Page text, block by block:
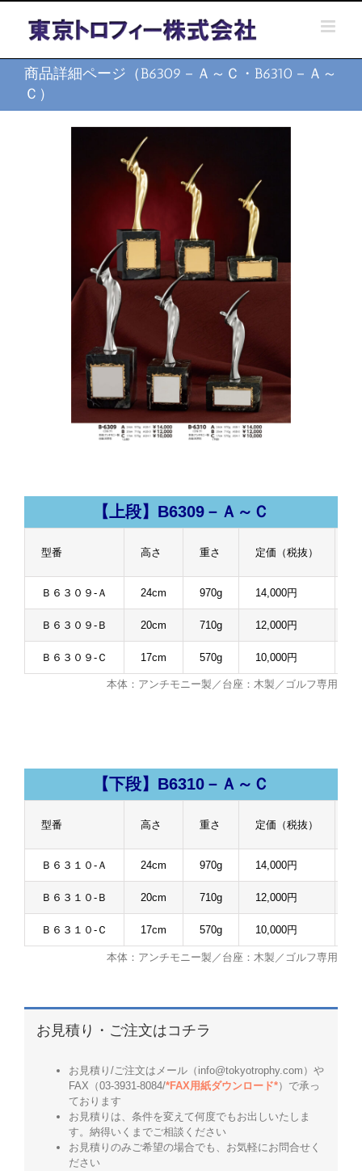
content
商品詳細ページ（B6309－Ａ～Ｃ・B6310－Ａ～
Ｃ）
【上段】B6309－Ａ～Ｃ
型番 高さ 重さ 定価（税抜）
Ｂ６３０９-Ａ 24cm 970g 14,000円
Ｂ６３０９-Ｂ 20cm 710g 12,000円
Ｂ６３０９-Ｃ 17cm 570g 10,000円
本体：アンチモニー製／台座：木製／ゴルフ専用
【下段】B6310－Ａ～Ｃ
型番 高さ 重さ 定価（税抜）
Ｂ６３１０-Ａ 24cm 970g 14,000円
Ｂ６３１０-Ｂ 20cm 710g 12,000円
Ｂ６３１０-Ｃ 17cm 570g 10,000円
本体：アンチモニー製／台座：木製／ゴルフ専用
お見積り・ご注文はコチラ
お見積り/ご注文はメール（info@tokyotrophy.com）や
FAX（03-3931-8084/*FAX用紙ダウンロード*）で承っ
ております
お見積りは、条件を変えて何度でもお出しいたしま
す。納得いくまでご相談ください
お見積りのみご希望の場合でも、お気軽にお問合せく
ださい